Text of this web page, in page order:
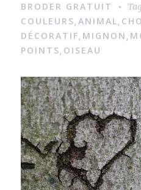
g
e
BRODER GRATUIT
COULEURS,ANIMAL,
DÉCORATIF, MIGNON,
POINTS, OISEAU